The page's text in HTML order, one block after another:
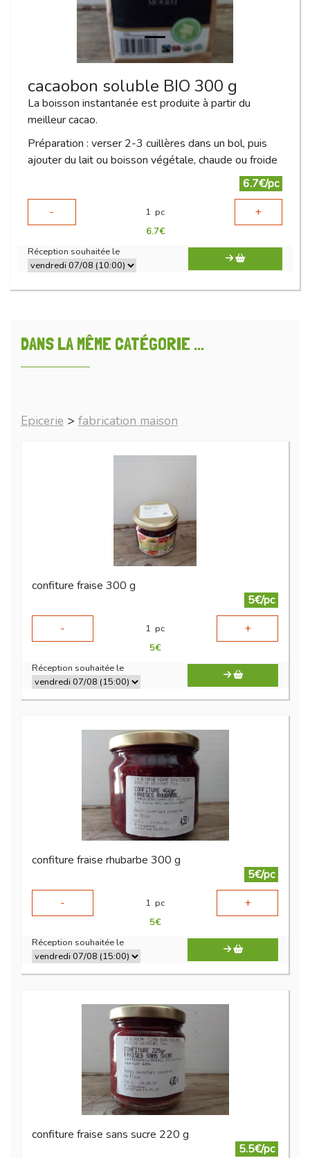
cacaobon soluble BIO 300 g
La boisson instantanée est produite à partir du
meilleur cacao.
Préparation : verser 2-3 cuillères dans un bol, puis
ajouter du lait ou boisson végétale, chaude ou froide
6.7€/pc
-
1 pc +
6.7€
Réception souhaitée le
DANS LA MÊME CATÉGORIE ...
Epicerie > fabrication maison
confiture fraise 300 g
5€/pc
-
1 pc +
5€
Réception souhaitée le
confiture fraise rhubarbe 300 g
5€/pc
-
1 pc +
5€
Réception souhaitée le
confiture fraise sans sucre 220 g
5.5€/pc